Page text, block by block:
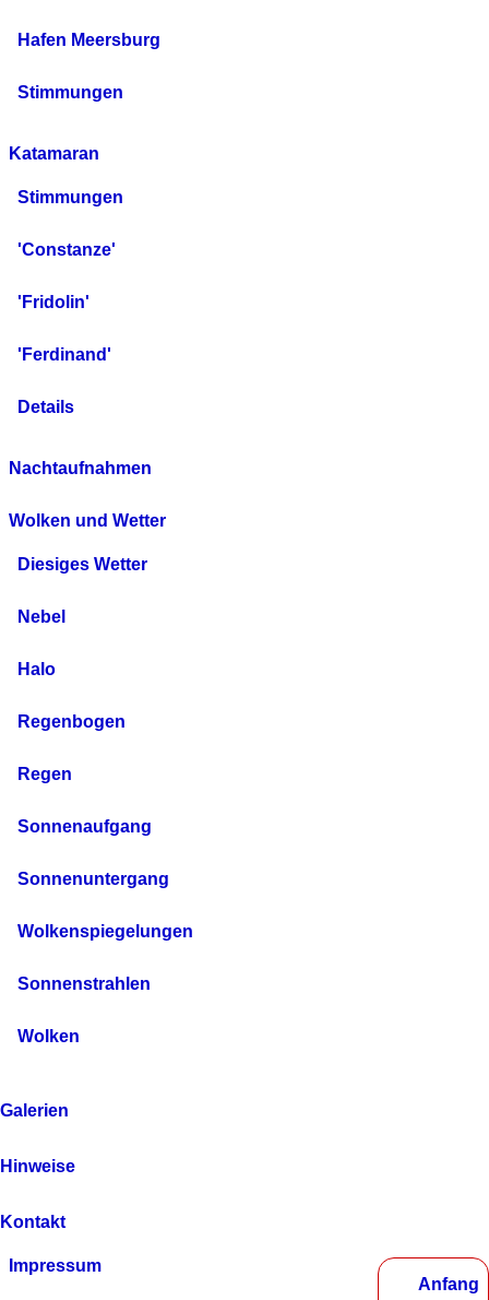
Hafen Meersburg
Stimmungen
Katamaran
Stimmungen
'Constanze'
'Fridolin'
'Ferdinand'
Details
Nachtaufnahmen
Wolken und Wetter
Diesiges Wetter
Nebel
Halo
Regenbogen
Regen
Sonnenaufgang
Sonnenuntergang
Wolkenspiegelungen
Sonnenstrahlen
Wolken
Galerien
Hinweise
Kontakt
Impressum
Anfang